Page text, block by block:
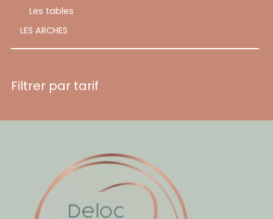
Les tables
LES ARCHES
Filtrer par tarif